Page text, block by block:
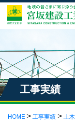
工事実績
HOME 工事実績
土